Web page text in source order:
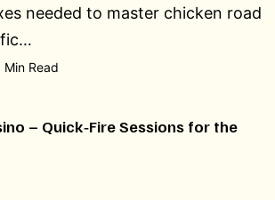
needed to master chicken road
Min Read
– Quick‑Fire Sessions for the